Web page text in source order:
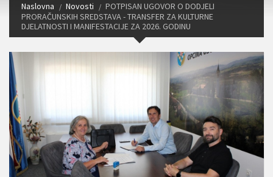
Naslovna Novosti
POTPISAN UGOVOR O DODJELI
PRORAČUNSKIH SREDSTAVA - TRANSFER ZA KULTURNE
DJELATNOSTI I MANIFESTACIJE ZA 2026. GODINU